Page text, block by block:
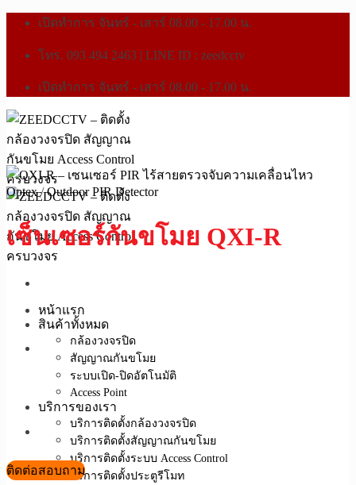
เปิดทำการ จันทร์ - เสาร์ 08.00 - 17.00 น.
โทร. 093 494 2463 | LINE ID : zeedcctv
เปิดทำการ จันทร์ - เสาร์ 08.00 - 17.00 น.
หน้าแรก
สินค้าทั้งหมด
กล้องวงจรปิด
สัญญาณกันขโมย
ระบบเปิด-ปิดอัตโนมัติ
Access Point
บริการของเรา
บริการติดตั้งกล้องวงจรปิด
บริการติดตั้งสัญญาณกันขโมย
บริการติดตั้งระบบ Access Control
บริการติดตั้งประตูรีโมท
Optex / Outdoor PIR Detector
เซ็นเซอร์กันขโมย QXI-R
ติดต่อสอบถาม